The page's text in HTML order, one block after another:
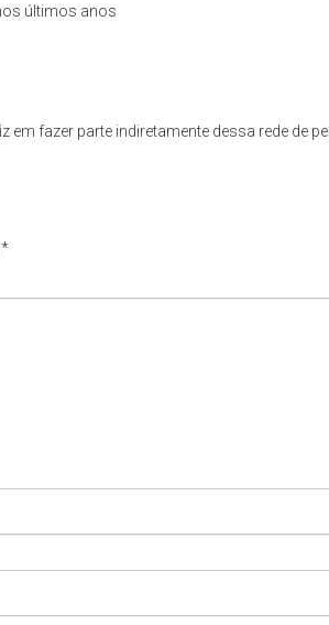
últimos anos
fazer parte indiretamente dessa rede de
*